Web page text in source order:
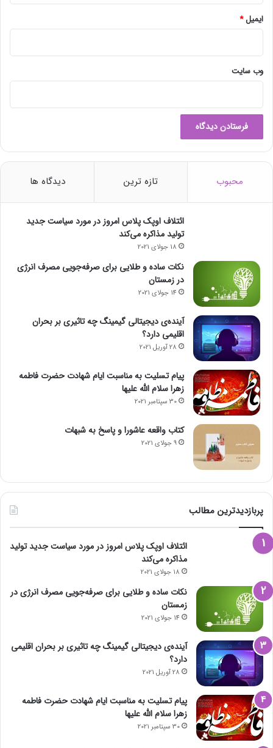
ایمیل*
وب‌ سایت
محبوب تازه ترین دیدگاه ها
ائتلاف اوپک پلاس امروز در مورد سیاست جدید
تولید مذاکره می‌کند
18 جولای 2021
نکات ساده و طلایی برای صرفه‌جویی مصرف انرژی
در زمستان
14 جولای 2021
آینده‌ی دیجیتالی گیمینگ چه تاثیری بر بحران
اقلیمی دارد؟
28 آوریل 2021
پیام تسلیت به مناسبت ایام شهادت حضرت فاطمه
زهرا سلام الله علیها
30 سپتامبر 2021
کتاب واقعه عاشورا و پاسخ به شبهات
9 جولای 2021
پربازدیدترین مطالب
ائتلاف اوپک پلاس امروز در مورد سیاست جدید تولید
مذاکره می‌کند
18 جولای 2021
نکات ساده و طلایی برای صرفه‌جویی مصرف انرژی در
زمستان
14 جولای 2021
آینده‌ی دیجیتالی گیمینگ چه تاثیری بر بحران اقلیمی
دارد؟
28 آوریل 2021
پیام تسلیت به مناسبت ایام شهادت حضرت فاطمه
زهرا سلام الله علیها
30 سپتامبر 2021